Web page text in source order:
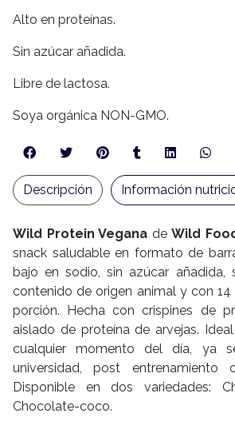
Alto en proteínas.
Sin azúcar añadida.
Libre de lactosa.
Soya orgánica NON-GMO.
Wild Protein Vegana deWild
snack saludable en formato de
bajo en sodio, sin azúcar añadida,
contenido de origen animal y con
porción. Hecha con crispines de
aislado de proteína de arvejas.
cualquier momento del día, ya
universidad, post entrenamiento
Disponible en dos variedades:
Chocolate-coco.
Descripción Información